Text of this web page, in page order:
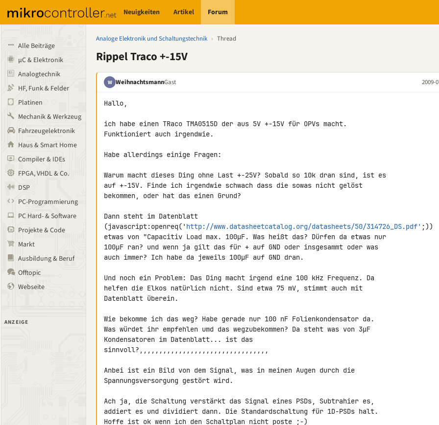
Neuigkeiten Artikel Forum
Alle Beiträge
µC & Elektronik
Analogtechnik
HF, Funk & Felder
Platinen
Mechanik & Werkzeug
Fahrzeugelektronik
Haus & Smart Home
Compiler & IDEs
FPGA, VHDL & Co.
DSP
PC-Programmierung
PC Hard- & Software
Projekte & Code
Markt
Ausbildung & Beruf
Offtopic
Webseite
ANZEIGE
Analoge Elektronik und Schaltungstechnik › Thread
Rippel Traco +-15V
W WeihnachtsmannGast 2009-
Hallo,
ich habe einen TRaco TMA0515D der aus 5V +-15V für OPVs macht.
Funktioniert auch irgendwie.
Habe allerdings einige Fragen:
Warum macht dieses Ding ohne Last +-25V? Sobald so 10k dran sind, ist es
auf +-15V. Finde ich irgendwie schwach dass die sowas nicht gelöst
bekommen, oder hat das einen Grund?
Dann steht im Datenblatt
(javascript:openreq(' http://www.datasheetcatalog.org/datasheets/50/314726_DS.pdf' ;))
etwas von "Capacitiv Load max. 100µF. Was heißt das? Dürfen da etwas nur
100µF ran? und wenn ja gilt das für + auf GND oder insgesammt oder was
auch immer? Ich habe da jeweils 100µF auf GND dran.
Und noch ein Problem: Das Ding macht irgend eine 100 kHz Frequenz. Da
helfen die Elkos natürlich nicht. Sind etwa 75 mV, stimmt auch mit
Datenblatt überein.
Wie bekomme ich das weg? Habe gerade nur 100 nF Folienkondensator da.
Was würdet ihr empfehlen umd das wegzubekommen? Da steht was von 3µF
Kondensatoren im Datenblatt... ist das
sinnvoll?,,,,,,,,,,,,,,,,,,,,,,,,,,,,,,,,,
Anbei ist ein Bild von dem Signal, was in meinen Augen durch die
Spannungsversorgung gestört wird.
Ach ja, die Schaltung verstärkt das Signal eines PSDs, Subtrahier es,
addiert es und dividiert dann. Die Standardschaltung für 1D-PSDs halt.
Hoffe ist ok wenn ich den Schaltplan nicht poste ;-)